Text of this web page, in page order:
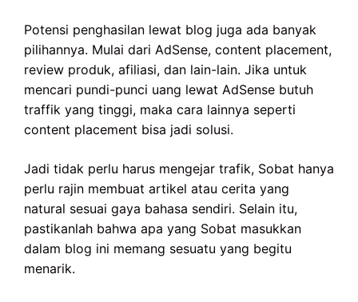
Potensi penghasilan lewat blog juga ada banyak
pilihannya. Mulai dari AdSense, content placement,
review produk, afiliasi, dan lain-lain. Jika untuk
mencari pundi-punci uang lewat AdSense butuh
traffik yang tinggi, maka cara lainnya seperti
content placement bisa jadi solusi.
Jadi tidak perlu harus mengejar trafik, Sobat hanya
perlu rajin membuat artikel atau cerita yang
natural sesuai gaya bahasa sendiri. Selain itu,
pastikanlah bahwa apa yang Sobat masukkan
dalam blog ini memang sesuatu yang begitu
menarik.